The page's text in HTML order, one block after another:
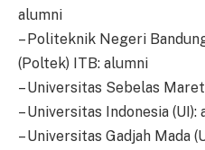
alumni
– Politeknik Negeri
(Poltek) ITB: alumni
– Universitas Sebelas
– Universitas Indonesia (UI):
– Universitas Gadjah Mada